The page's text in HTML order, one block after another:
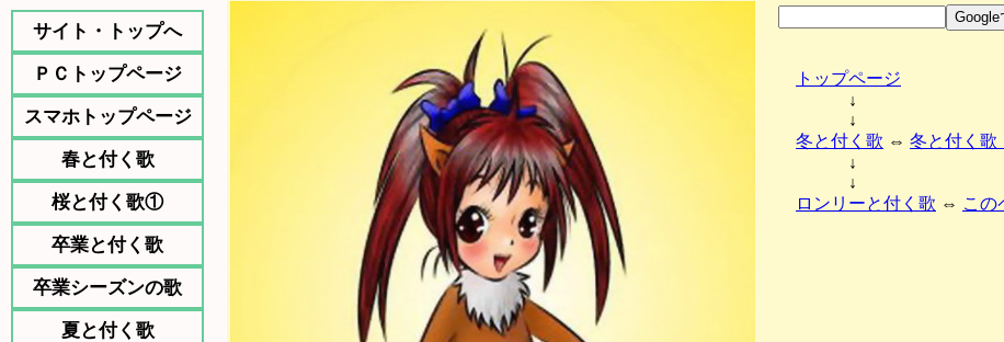
サイト・トップへ
ＰＣトップページ
スマホトップページ
春と付く歌
桜と付く歌①
卒業と付く歌
卒業シーズンの歌
夏と付く歌
トップページ
↓
↓
冬と付く歌 ⇔ 冬と付く歌
↓
↓
ロンリーと付く歌 ⇔ この